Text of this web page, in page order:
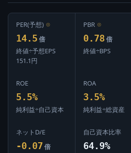
PER(予想) ⊙
14.5 倍
終値÷予想EPS
151.1円
PBR ⊙
0.78 倍
終値÷BPS
ROE
5.5%
純利益÷自己資本
ROA
3.5%
純利益÷総資産
ネットD/E
-0.07 倍
自己資本比率
64.9%